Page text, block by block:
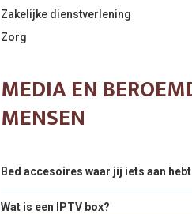
Zakelijke dienstverlening
Zorg
MEDIA EN
MENSEN
Bed accesoires waar jij iets aan hebt
Wat is een IPTV box?